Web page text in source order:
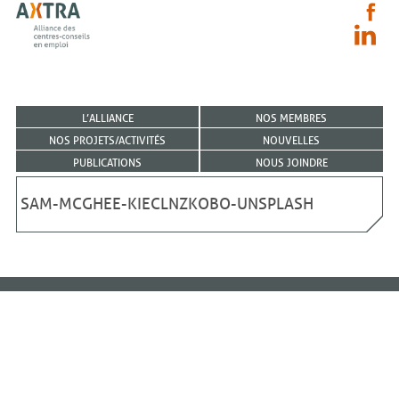
L’ALLIANCE
NOS MEMBRES
NOS PROJETS/ACTIVITÉS
NOUVELLES
PUBLICATIONS
NOUS JOINDRE
SAM-MCGHEE-KIECLNZKOBO-UNSPLASH